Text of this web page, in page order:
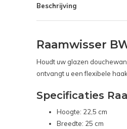
Beschrijving
Raamwisser
Houdt uw glazen
ontvangt u een flexibele
Specificaties
Hoogte: 22,5 cm
Breedte: 25 cm